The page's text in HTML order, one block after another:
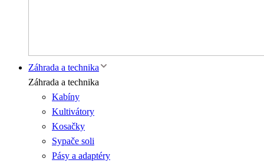
Záhrada a technika
Záhrada a technika
Kabíny
Kultivátory
Kosačky
Sypače soli
Pásy a adaptéry